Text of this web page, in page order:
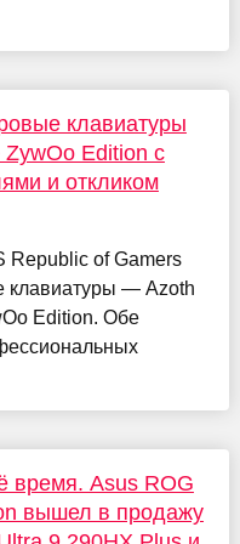
клавиатуры
Edition с
и откликом
Republic of Gamers
клавиатуры — Azoth
Edition. Обе
время. Asus ROG
вышел в продажу